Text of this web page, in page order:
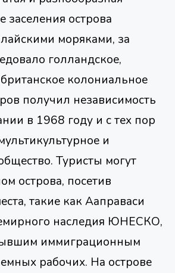
заселения острова
моряками, за
голландское,
колониальное
получил независимость
в 1968 году и с тех пор
и
Туристы могут
острова, посетив
такие как Ааправаси
наследия ЮНЕСКО,
иммиграционным
рабочих. На острове